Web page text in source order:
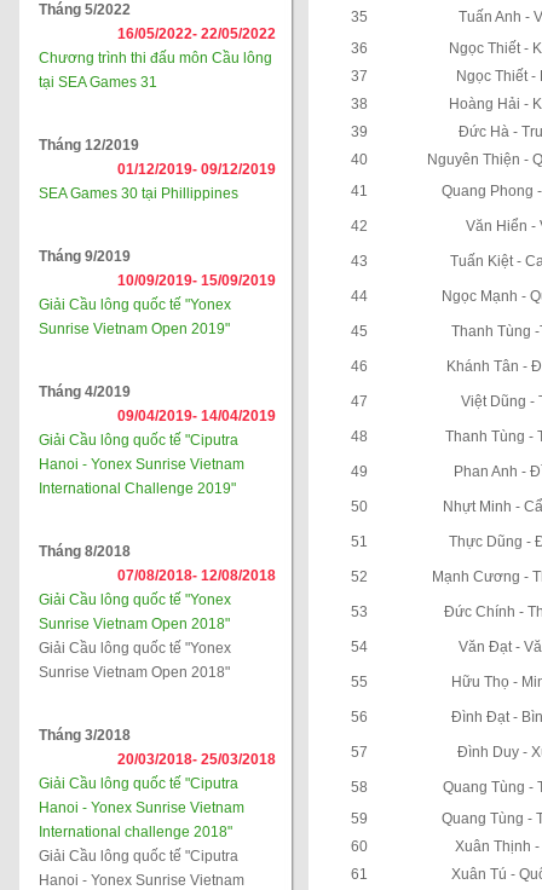
Tháng 5/2022
16/05/2022- 22/05/2022
Chương trình thi đấu môn Cầu lông
tại SEA Games 31
Tháng 12/2019
01/12/2019- 09/12/2019
SEA Games 30 tại Phillippines
Tháng 9/2019
10/09/2019- 15/09/2019
Giải Cầu lông quốc tế "Yonex
Sunrise Vietnam Open 2019"
Tháng 4/2019
09/04/2019- 14/04/2019
Giải Cầu lông quốc tế "Ciputra
Hanoi - Yonex Sunrise Vietnam
International Challenge 2019"
Tháng 8/2018
07/08/2018- 12/08/2018
Giải Cầu lông quốc tế "Yonex
Sunrise Vietnam Open 2018"
Giải Cầu lông quốc tế "Yonex
Sunrise Vietnam Open 2018"
Tháng 3/2018
20/03/2018- 25/03/2018
Giải Cầu lông quốc tế "Ciputra
Hanoi - Yonex Sunrise Vietnam
International challenge 2018"
Giải Cầu lông quốc tế "Ciputra
Hanoi - Yonex Sunrise Vietnam
35
Tuấn Anh -
36
Ngọc Thiết -
37
Ngọc Thiết -
38
Hoàng Hải -
39
Đức Hà -
40
Nguyên Thiện -
41
Quang Phong
42 Văn Hiển -
43 Tuấn Kiệt -
44 Ngọc Mạnh -
45 Thanh Tùng
46 Khánh Tân -
47 Việt Dũng -
48 Thanh Tùng -
49 Phan Anh -
50 Nhựt Minh -
51 Thực Dũng -
52 Mạnh Cương -
53 Đức Chính -
54 Văn Đạt -
55 Hữu Thọ -
56 Đình Đạt -
57 Đình Duy -
58
Quang Tùng -
59
Quang Tùng -
60
Xuân Thịnh
61
Xuân Tú -